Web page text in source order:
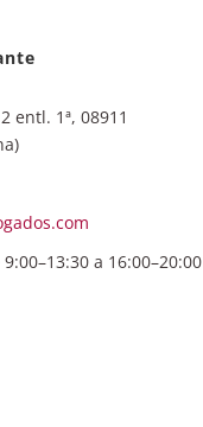
entl. 1ª, 08911
a 16:00–20:00